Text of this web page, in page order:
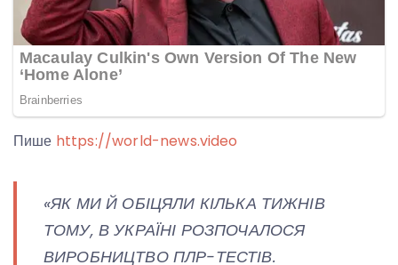
Пише https://world-news.video
«ЯК МИ Й ОБІЦЯЛИ КІЛЬКА ТИЖНІВ
ТОМУ, В УКРАЇНІ РОЗПОЧАЛОСЯ
ВИРОБНИЦТВО ПЛР-ТЕСТІВ.